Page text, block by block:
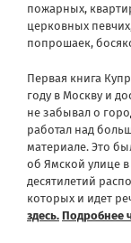
пожарных,
церковных
попрошаек,
Первая книга
году в Москву и
не забывал о
работал над
материале. Это
об Ямской улице в
десятилетий
которых и идет
здесь. Подробнее